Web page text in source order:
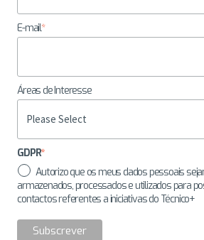
E-mail*
Áreas de Interesse
GDPR*
Autorizo que os meus dados pessoais
armazenados, processados e utilizados para
contactos referentes a iniciativas do Técnico+